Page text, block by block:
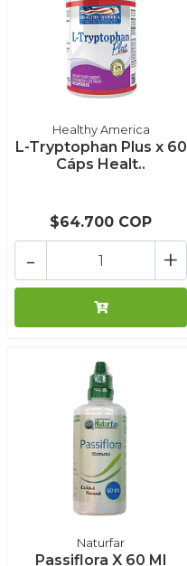
Healthy America
L-Tryptophan Plus x 60
Cáps Healt..
$64.700 COP
+
-
Naturfar
Passiflora X 60 Ml